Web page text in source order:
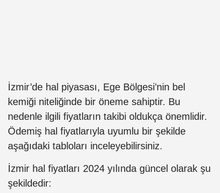
İzmir’de hal piyasası, Ege Bölgesi’nin bel
kemiği niteliğinde bir öneme sahiptir. Bu
nedenle ilgili fiyatların takibi oldukça önemlidir.
Ödemiş hal fiyatlarıyla uyumlu bir şekilde
aşağıdaki tabloları inceleyebilirsiniz.
İzmir hal fiyatları 2024 yılında güncel olarak şu
şekildedir: